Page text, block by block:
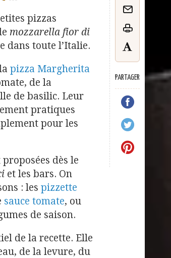
PARTAGER
pizzas
mozzarella fior di
dans toute l’Italie.
pizza Margherita
de la
de basilic. Leur
pratiques
pour les
dès le
et les bars. On
: les pizzette
sauce tomate, ou
de saison.
de la recette. Elle
de la levure, du